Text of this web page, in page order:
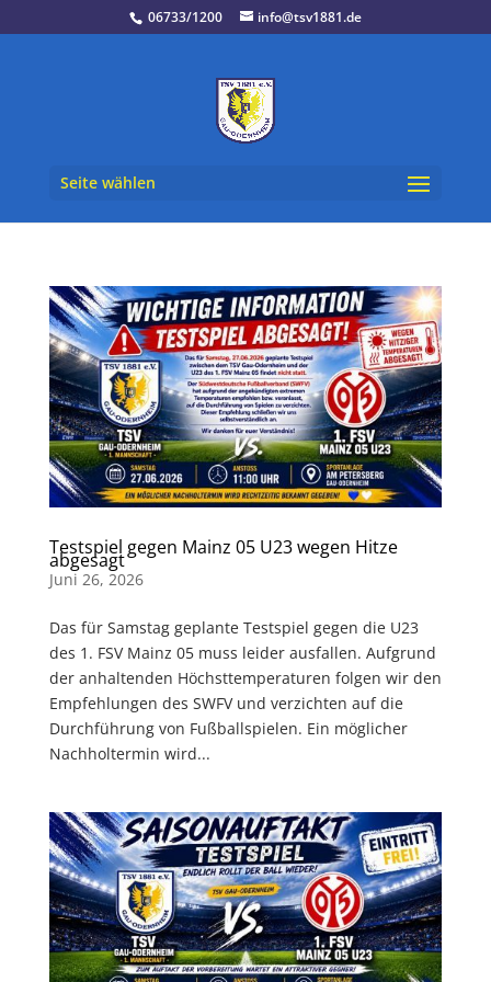
06733/1200 info@tsv1881.de
Seite wählen
Testspiel gegen Mainz 05 U23 wegen Hitze
abgesagt
Juni 26, 2026
Das für Samstag geplante Testspiel gegen die U23
des 1. FSV Mainz 05 muss leider ausfallen. Aufgrund
der anhaltenden Höchsttemperaturen folgen wir den
Empfehlungen des SWFV und verzichten auf die
Durchführung von Fußballspielen. Ein möglicher
Nachholtermin wird...